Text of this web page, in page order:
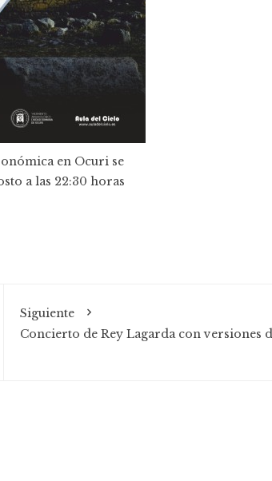
en Ocuri se
a las 22:30 horas
Siguiente
Concierto de Rey Lagarda con versiones